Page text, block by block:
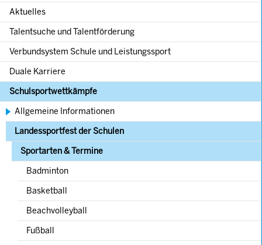
Aktuelles
Talentsuche und Talentförderung
Verbundsystem Schule und Leistungssport
Duale Karriere
Schulsportwettkämpfe
Allgemeine Informationen
Landessportfest der Schulen
Sportarten & Termine
Badminton
Basketball
Beachvolleyball
Fußball